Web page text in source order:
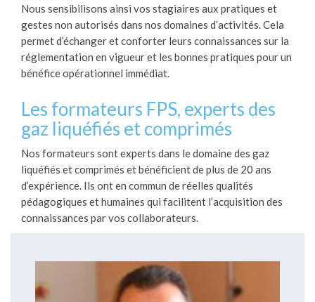
Nous sensibilisons ainsi vos stagiaires aux pratiques et
gestes non autorisés dans nos domaines d’activités. Cela
permet d’échanger et conforter leurs connaissances sur la
réglementation en vigueur et les bonnes pratiques pour un
bénéfice opérationnel immédiat.
Les formateurs FPS, experts des
gaz liquéfiés et comprimés
Nos formateurs sont experts dans le domaine des gaz
liquéfiés et comprimés et bénéficient de plus de 20 ans
d’expérience. Ils ont en commun de réelles qualités
pédagogiques et humaines qui facilitent l’acquisition des
connaissances par vos collaborateurs.